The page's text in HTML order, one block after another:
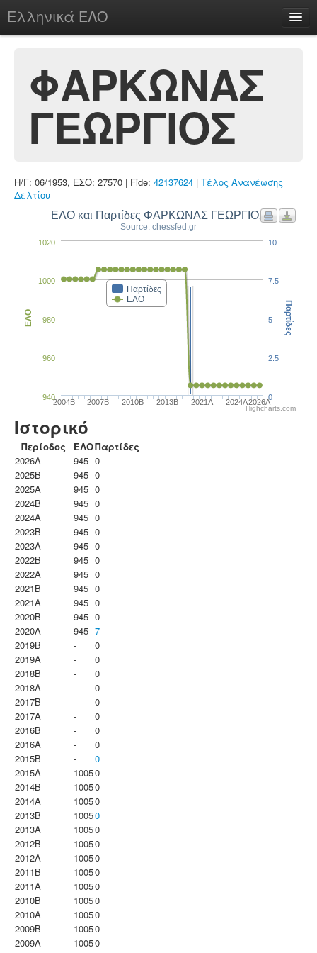
Ελληνικά ΕΛΟ
chesstu.be @ discord
Login
ΦΑΡΚΩΝΑΣ
ΓΕΩΡΓΙΟΣ
Η/Γ: 06/1953, ΕΣΟ: 27570 | Fide: 42137624 | Τέλος Ανανέωσης
Δελτίου
ΕΛΟ και Παρτίδες ΦΑΡΚΩΝΑΣ ΓΕΩΡΓΙΟΣ
Source: chessfed.gr
Παρτίδες
ΕΛΟ
2004B 2007B 2010B 2013B 2021A 2024A2026A
940
960
980
1000
1020
ΕΛΟ
0
2.5
5
7.5
10
Παρτίδες
Highcharts.com
Ιστορικό
Περίοδος ΕΛΟΠαρτίδες
2026A
945 0
2025B
945 0
2025A
945 0
2024B
945 0
2024A
945 0
2023B
945 0
2023Α
945 0
2022B
945 0
2022A
945 0
2021B
945 0
2021A
945 0
2020B
945 0
2020A
945 7
2019B
-
0
2019A
-
0
2018B
-
0
2018A
-
0
2017B
-
0
2017A
-
0
2016B
-
0
2016A
-
0
2015B
-
0
2015A
10050
2014B
10050
2014A
10050
2013B
10050
2013A
10050
2012B
10050
2012A
10050
2011B
10050
2011A
10050
2010B
10050
2010A
10050
2009B
10050
2009A
10050